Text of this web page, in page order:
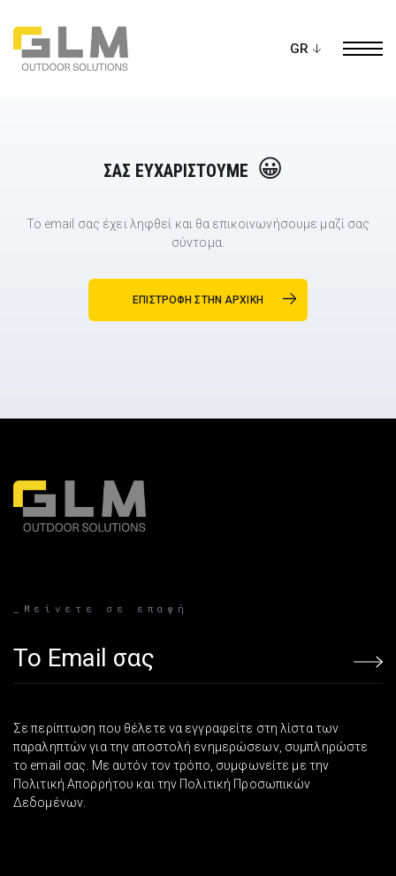
ΣΑΣ ΕΥΧΑΡΙΣΤΟΎΜΕ
Το email σας έχει ληφθεί και θα επικοινωνήσουμε μαζί σας
σύντομα.
ΕΠΙΣΤΡΟΦΗ ΣΤΗΝ ΑΡΧΙΚΗ
_Μείνετε σε επαφή
Email address
Σε περίπτωση που θέλετε να εγγραφείτε στη λίστα των
παραληπτών για την αποστολή ενημερώσεων, συμπληρώστε
το email σας. Με αυτόν τον τρόπο, συμφωνείτε με την
Πολιτική Απορρήτου και την Πολιτική Προσωπικών
Δεδομένων.